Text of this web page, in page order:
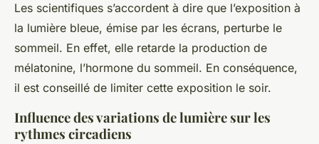
Les scientifiques s’accordent à dire que l’exposition à
la lumière bleue, émise par les écrans, perturbe le
sommeil. En effet, elle retarde la production de
mélatonine, l’hormone du sommeil. En conséquence,
il est conseillé de limiter cette exposition le soir.
Influence des variations de lumière sur les
rythmes circadiens